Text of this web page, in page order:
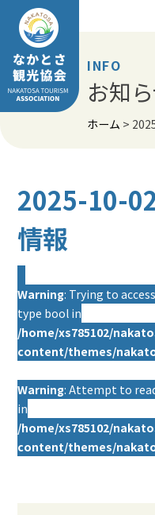
Skip
content
INFO
お知
ホーム >
2025-10-
情報
Warning: Trying to
type bool in
/home/xs785102/
content/themes/
Warning: Attempt to
in
/home/xs785102/
content/themes/